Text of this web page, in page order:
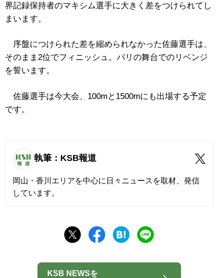
界記録保持者のマキシム選手に大きく差をつけられてし
まいます。
序盤につけられた差を縮められなかった佐藤選手は、
そのまま2位でフィニッシュ。パリの舞台でのリベンジ
を誓います。
佐藤選手は今大会、100mと1500mにも出場する予定
です。
執筆：KSB報道
岡山・香川エリアを中心に日々ニュースを取材、発信
しています。
KSB NEWSを